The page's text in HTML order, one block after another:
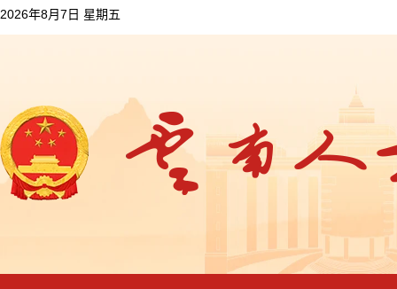
2026年8月7日 星期五